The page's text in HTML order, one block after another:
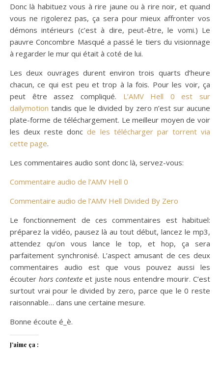
Donc là habituez vous à rire jaune ou à rire noir, et quand
vous ne rigolerez pas, ça sera pour mieux affronter vos
démons intérieurs (c’est à dire, peut-être, le vomi.) Le
pauvre Concombre Masqué a passé le tiers du visionnage
à regarder le mur qui était à coté de lui.
Les deux ouvrages durent environ trois quarts d’heure
chacun, ce qui est peu et trop à la fois. Pour les voir, ça
peut être assez compliqué. L’AMV Hell 0 est sur
dailymotion tandis que le divided by zero n’est sur aucune
plate-forme de téléchargement. Le meilleur moyen de voir
les deux reste doncde les télécharger par torrent via
cette page.
Les commentaires audio sont donc là, servez-vous:
Commentaire audio de l’AMV Hell 0
Commentaire audio de l’AMV Hell Divided By Zero
Le fonctionnement de ces commentaires est habituel:
préparez la vidéo, pausez là au tout début, lancez le mp3,
attendez qu’on vous lance le top, et hop, ça sera
parfaitement synchronisé. L’aspect amusant de ces deux
commentaires audio est que vous pouvez aussi les
écouter hors contexte et juste nous entendre mourir. C’est
surtout vrai pour le divided by zero, parce que le 0 reste
raisonnable… dans une certaine mesure.
Bonne écoute é_è.
J’aime ça :